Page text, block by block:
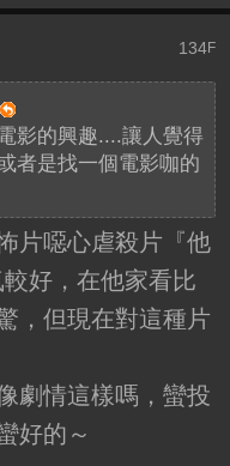
134F
影的興趣....讓人覺得
者是找一個電影咖的
片噁心虐殺片『他
好，在他家看比
，但現在對這種片
劇情這樣嗎，蠻投
好的～